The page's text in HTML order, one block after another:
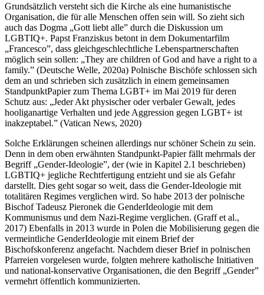
Grundsätzlich versteht sich die Kirche als eine humanistische
Organisation, die für alle Menschen offen sein will. So zieht sich
auch das Dogma „Gott liebt alle” durch die Diskussion um
LGBTIQ+. Papst Franziskus betont in dem Dokumentarfilm
„Francesco”, dass gleichgeschlechtliche Lebenspartnerschaften
möglich sein sollen: „They are children of God and have a right to a
family.” (Deutsche Welle, 2020a) Polnische Bischöfe schlossen sich
dem an und schrieben sich zusätzlich in einem gemeinsamen
Standpunkt­Papier zum Thema LGBT+ im Mai 2019 für deren
Schutz aus: „Jeder Akt physischer oder verbaler Gewalt, jedes
hooliganartige Verhalten und jede Aggression gegen LGBT+ ist
inakzeptabel.” (Vatican News, 2020)
Solche Erklärungen scheinen allerdings nur schöner Schein zu sein.
Denn in dem oben erwähnten Standpunkt-Papier fällt mehrmals der
Begriff „Gender-Ideologie”, der (wie in Kapitel 2.1 beschrieben)
LGBTIQ+ jegliche Rechtfertigung entzieht und sie als Gefahr
darstellt. Dies geht sogar so weit, dass die Gender-Ideologie mit
totalitären Regimes verglichen wird. So habe 2013 der polnische
Bischof Tadeusz Pieronek die Gender­Ideologie mit dem
Kommunismus und dem Nazi-Regime verglichen. (Graff et al.,
2017) Ebenfalls in 2013 wurde in Polen die Mobilisierung gegen die
vermeintliche Gender­Ideologie mit einem Brief der
Bischofskonferenz angefacht. Nachdem dieser Brief in polnischen
Pfarreien vorgelesen wurde, folgten mehrere katholische Initiativen
und national-konservative Organisationen, die den Begriff „Gender”
vermehrt öffentlich kommunizierten.